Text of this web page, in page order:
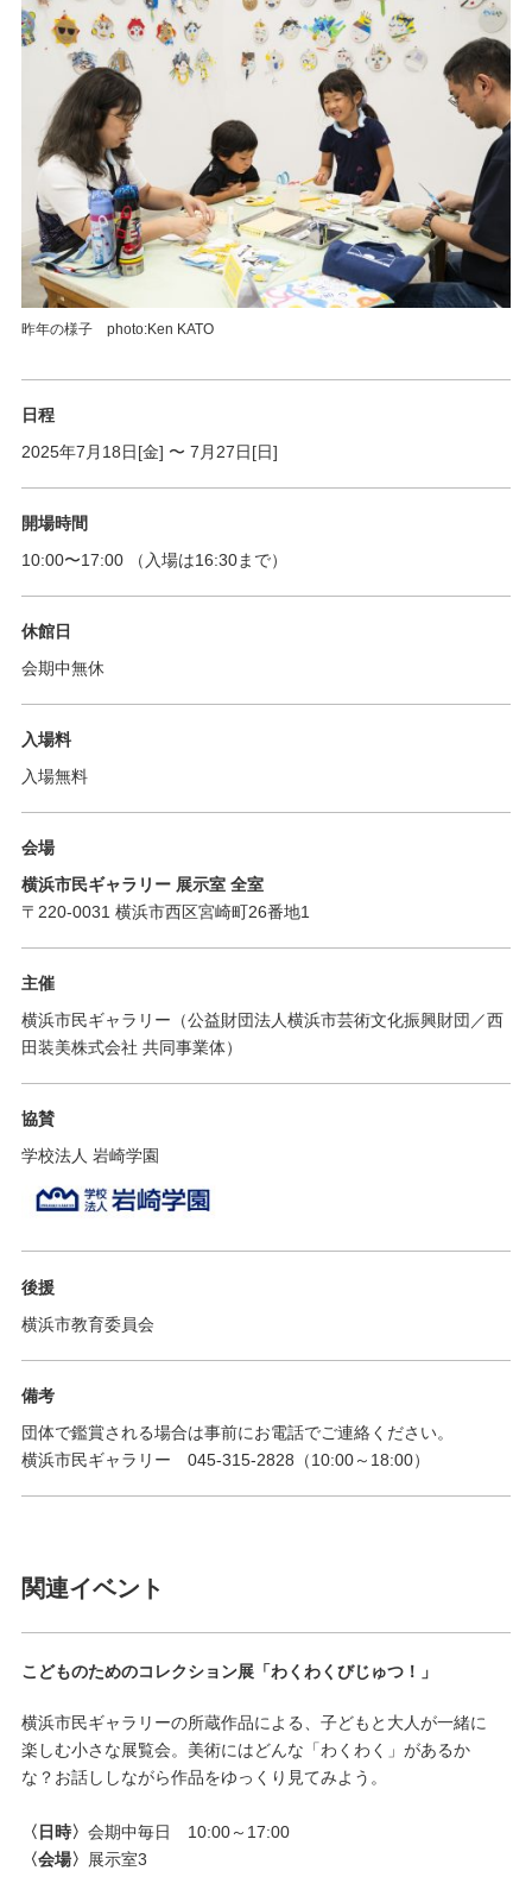
昨年の様子 photo:Ken KATO
日程
2025年7月18日[金] 〜 7月27日[日]
開場時間
10:00〜17:00（入場は16:30まで）
休館日
会期中無休
入場料
入場無料
会場
横浜市民ギャラリー 展示室 全室
〒220-0031 横浜市西区宮崎町26番地1
主催
横浜市民ギャラリー（公益財団法人横浜市芸術文化振興財団／西
田装美株式会社 共同事業体）
協賛
学校法人 岩崎学園
後援
横浜市教育委員会
備考
団体で鑑賞される場合は事前にお電話でご連絡ください。
横浜市民ギャラリー 045-315-2828（10:00～18:00）
関連イベント
こどものためのコレクション展「わくわくびじゅつ！」
横浜市民ギャラリーの所蔵作品による、子どもと大人が一緒に
楽しむ小さな展覧会。美術にはどんな「わくわく」があるか
な？お話ししながら作品をゆっくり見てみよう。
〈日時〉 会期中毎日 10:00～17:00
〈会場〉
展示室3